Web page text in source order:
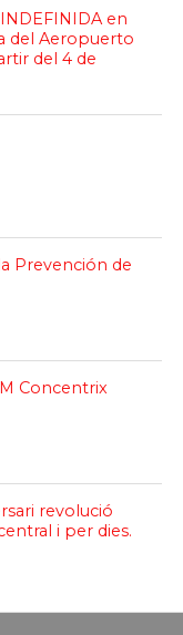
en
del Aeropuerto
del 4 de
Prevención de
Concentrix
revolució
i per dies.